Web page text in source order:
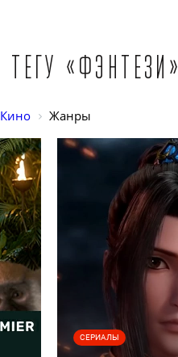
«Фэнтези»
Кино Жанры
СЕРИАЛЫ